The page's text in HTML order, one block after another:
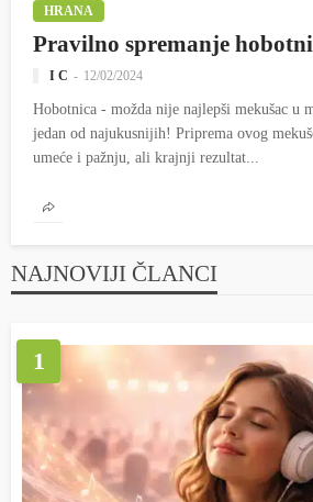
HRANA
Pravilno spremanje
I C 12/02/2024
Hobotnica - možda nije najlepši mekušac u
jedan od najukusnijih! Priprema ovog
umeće i pažnju, ali krajnji rezultat...
NAJNOVIJI ČLANCI
1